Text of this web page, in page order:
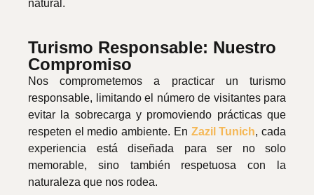
natural.
Turismo Responsable: Nuestro
Compromiso
Nos comprometemos a practicar un turismo
responsable, limitando el número de visitantes para
evitar la sobrecarga y promoviendo prácticas que
respeten el medio ambiente. En Zazil Tunich, cada
experiencia está diseñada para ser no solo
memorable, sino también respetuosa con la
naturaleza que nos rodea.